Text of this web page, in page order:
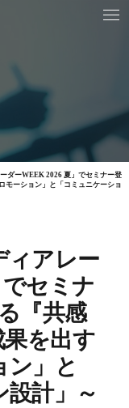
ダーWEEK 2026 夏」でセミナー登
モーション」と「コミュニケーショ
ィアレー
セミナ
『共感
を出す
ン」と
設計」～